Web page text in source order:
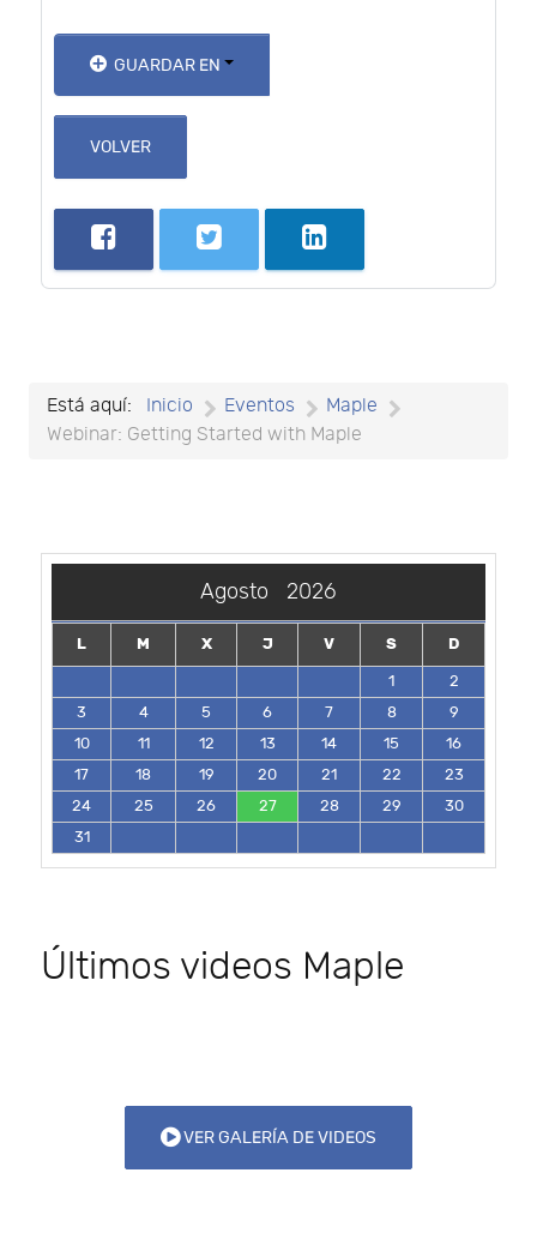
GUARDAR EN
VOLVER
Está aquí: Inicio Eventos
Maple
Webinar: Getting Started with Maple
Agosto 2026
L M X J V S
D
1
2
3
4 5 6 7 8
9
10
11 12 13 14 15
16
17
18 19 20 21 22
23
24
25 26 27 28 29
30
31
Últimos videos Maple
VER GALERÍA DE VIDEOS